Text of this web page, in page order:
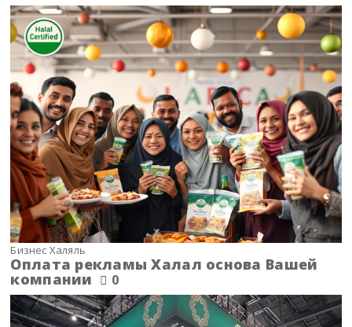
Бизнес Халяль
Оплата рекламы Халал основа Вашей
компании 0